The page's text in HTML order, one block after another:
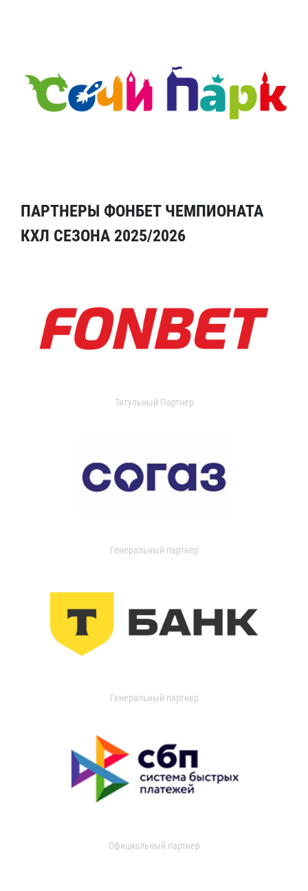
ПАРТНЕРЫ ФОНБЕТ ЧЕМПИОНАТА
КХЛ СЕЗОНА 2025/2026
Титульный Партнер
Генеральный партнер
Генеральный партнер
Официальный партнер